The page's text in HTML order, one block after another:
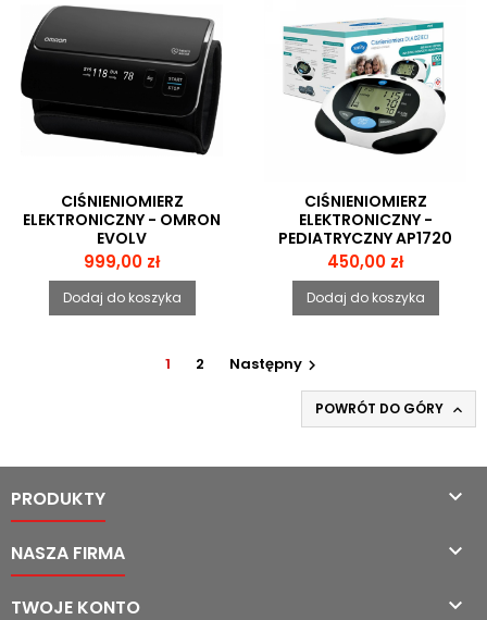
CIŚNIENIOMIERZ
ELEKTRONICZNY - OMRON
EVOLV
Cena
999,00 zł
Dodaj do koszyka
CIŚNIENIOMIERZ
ELEKTRONICZNY -
PEDIATRYCZNY AP1720
Cena
450,00 zł
Dodaj do koszyka
1 2 Następny 
POWRÓT DO GÓRY 
PRODUKTY 
NASZA FIRMA 
TWOJE KONTO 